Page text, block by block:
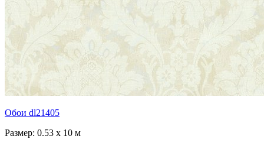
Обои dl21405
Размер: 0.53 x 10 м